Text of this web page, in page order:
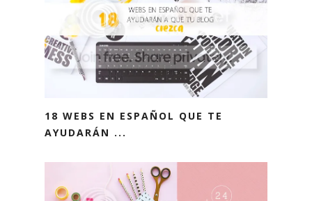
18 WEBS EN ESPAÑOL QUE TE
AYUDARÁN ...